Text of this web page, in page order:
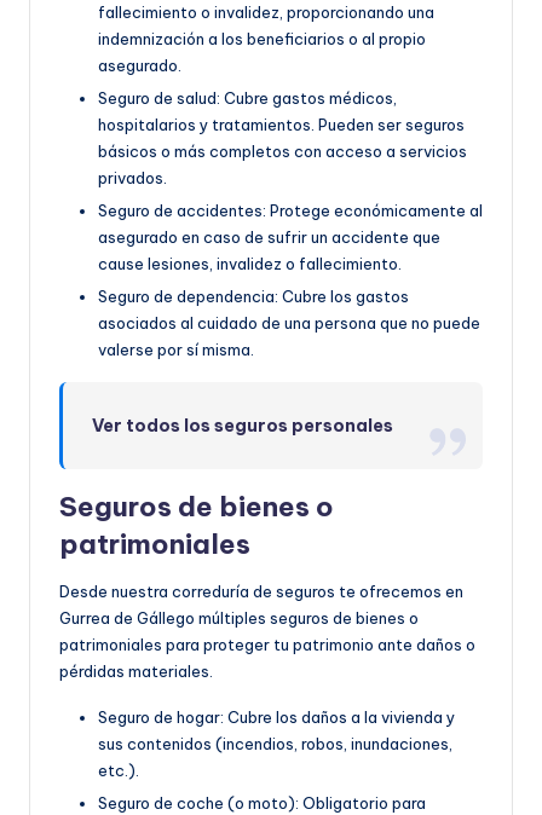
fallecimiento o invalidez, proporcionando una
indemnización a los beneficiarios o al propio
asegurado.
Seguro de salud: Cubre gastos médicos,
hospitalarios y tratamientos. Pueden ser seguros
básicos o más completos con acceso a servicios
privados.
Seguro de accidentes: Protege económicamente al
asegurado en caso de sufrir un accidente que
cause lesiones, invalidez o fallecimiento.
Seguro de dependencia: Cubre los gastos
asociados al cuidado de una persona que no puede
valerse por sí misma.
Ver todos los seguros personales
Seguros de bienes o
patrimoniales
Desde nuestra correduría de seguros te ofrecemos en
Gurrea de Gállego múltiples seguros de bienes o
patrimoniales para proteger tu patrimonio ante daños o
pérdidas materiales.
Seguro de hogar: Cubre los daños a la vivienda y
sus contenidos (incendios, robos, inundaciones,
etc.).
Seguro de coche (o moto): Obligatorio para